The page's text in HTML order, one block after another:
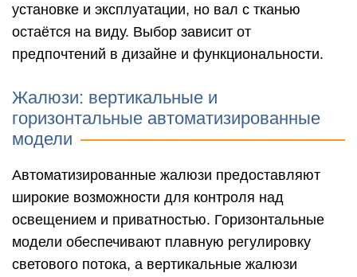
установке и эксплуатации, но вал с тканью
остаётся на виду. Выбор зависит от
предпочтений в дизайне и функциональности.
Жалюзи: вертикальные и
горизонтальные автоматизированные
модели
Автоматизированные жалюзи предоставляют
широкие возможности для контроля над
освещением и приватностью. Горизонтальные
модели обеспечивают плавную регулировку
светового потока, а вертикальные жалюзи